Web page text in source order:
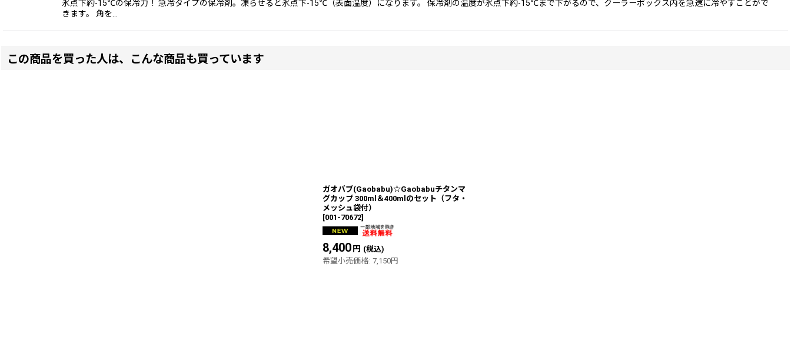
氷点下約-15℃の保冷力！ 急冷タイプの保冷剤。凍らせると氷点下-15℃（表面温度）になります。 保冷剤の温度が氷点下約-15℃まで下がるので、クーラーボックス内を急速に冷やすことがで
きます。 角を…
この商品を買った人は、こんな商品も買っています
ガオバブ(Gaobabu)☆Gaobabuチタンマ
グカップ 300ml＆400mlのセット（フタ・
メッシュ袋付）
[001-70672]
8,400円 (税込)
希望小売価格: 7,150円